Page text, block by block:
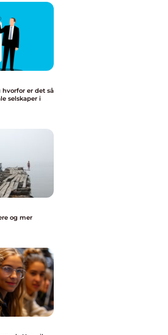
hvorfor er det så
selskaper i